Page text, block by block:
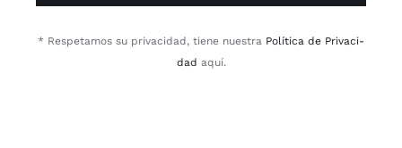
* Res­pe­ta­mos su pri­va­ci­dad, tie­ne nues­tra Polí­ti­ca de Pri­va­ci­
dad aquí.